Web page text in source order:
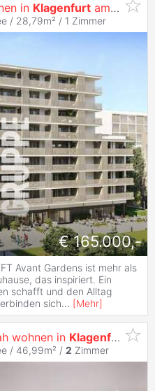
in Klagenfurt am Wörthersee
/ 28,79m² / 1 Zimmer
€ 165.000,-
Avant Gardens ist mehr als
das inspiriert. Ein
schafft und den Alltag
sich... [Mehr]
wohnen in Klagenfurt am
/ 46,99m² / 2 Zimmer